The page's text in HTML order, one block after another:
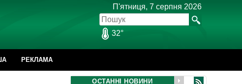
П'ятниця, 7 серпня 2026
32°
РЕКЛАМА
ОСТАННІ НОВИНИ